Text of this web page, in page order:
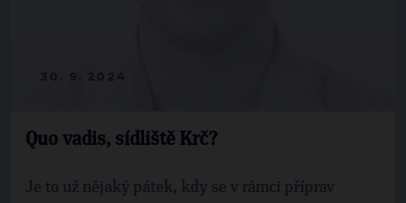
Quo vadis, sídliště Krč?
Je to už nějaký pátek, kdy se v rámci příprav